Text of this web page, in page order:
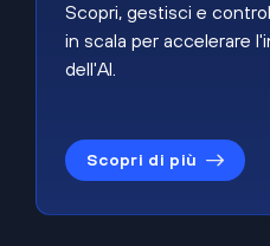
Scopri, gestisci e
in scala per accelerare
dell'AI.
Scopri di più